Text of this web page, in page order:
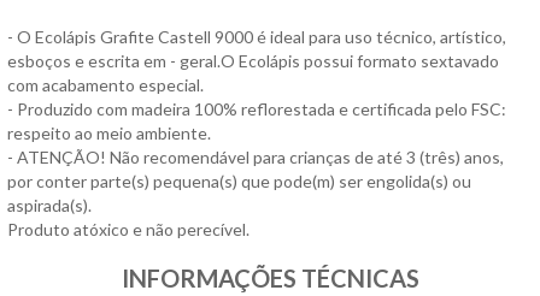
- O Ecolápis Grafite Castell 9000 é ideal para uso técnico, artístico,
esboços e escrita em - geral.O Ecolápis possui formato sextavado
com acabamento especial.
- Produzido com madeira 100% reflorestada e certificada pelo FSC:
respeito ao meio ambiente.
- ATENÇÃO! Não recomendável para crianças de até 3 (três) anos,
por conter parte(s) pequena(s) que pode(m) ser engolida(s) ou
aspirada(s).
Produto atóxico e não perecível.
INFORMAÇÕES TÉCNICAS